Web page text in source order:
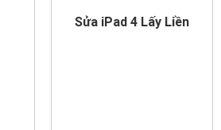
Sửa iPad 4 Lấy Liền